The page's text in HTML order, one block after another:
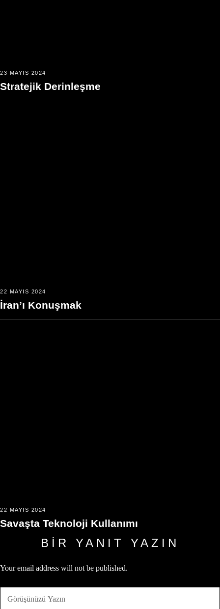
23 MAYIS 2024
Stratejik Derinleşme
22 MAYIS 2024
İran’ı Konuşmak
22 MAYIS 2024
Savaşta Teknoloji Kullanımı
BIR YANIT YAZIN
Your email address will not be published.